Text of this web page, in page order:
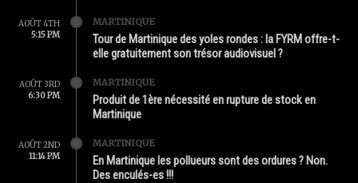
AOÛT 4TH
5:15 PM
MARTINIQUE
Tour de Martinique des yoles rondes : la FYRM offre-t-
elle gratuitement son trésor audiovisuel ?
AOÛT 3RD
6:30 PM
MARTINIQUE
Produit de 1ère nécessité en rupture de stock en
Martinique
AOÛT 2ND
11:14 PM
MARTINIQUE
En Martinique les pollueurs sont des ordures ? Non.
Des enculés-es !!!